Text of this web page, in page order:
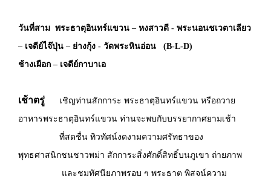
วันที่สาม พระธาตุอินทร์แขวน – หงสาวดี - พระนอนชเวตาเลียว
– เจดีย์ไจ๊ปุ่น – ย่างกุ้ง - วัดพระหินอ่อน (B-L-D)
ช้างเผือก – เจดีย์กาบาเอ
เช้าตรู่ เชิญท่านสักการะ พระธาตุอินทร์แขวน หรือถวาย
อาหารพระธาตุอินทร์แขวน ท่านจะพบกับบรรยากาศยามเช้า
ที่สดชื่น ทิวทัศน์งดงามความศรัทธาของ
พุทธศาสนิกชนชาวพม่า สักการะสิ่งศักดิ์สิทธิ์บนภูเขา ถ่ายภาพ
และชมทัศนียภาพรอบ ๆ พระธาตุ พิสูจน์ความ